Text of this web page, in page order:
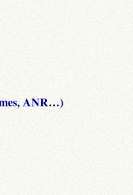
ANR…)